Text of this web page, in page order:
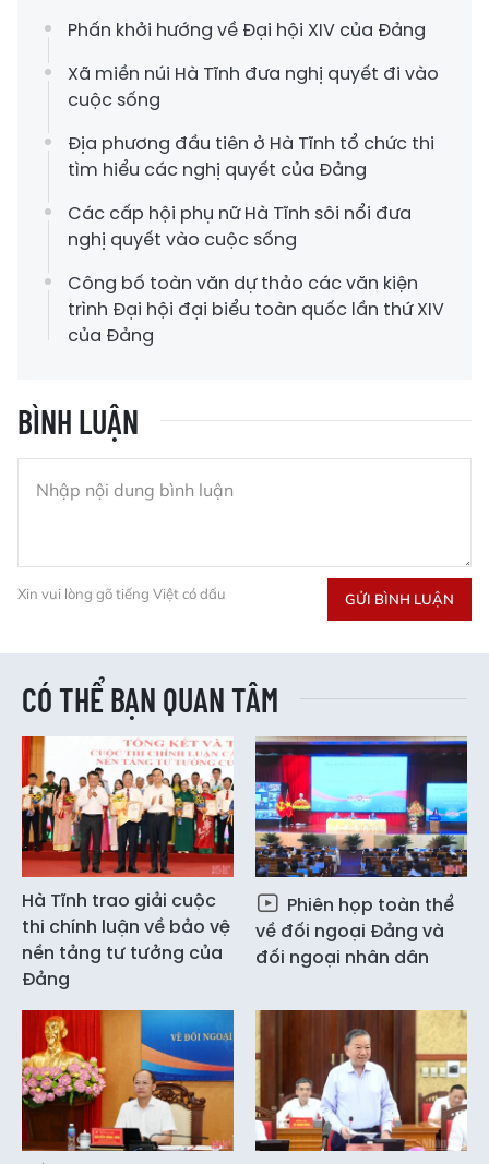
Phấn khởi hướng về Đại hội XIV của Đảng
Xã miền núi Hà Tĩnh đưa nghị quyết đi vào
cuộc sống
Địa phương đầu tiên ở Hà Tĩnh tổ chức thi
tìm hiểu các nghị quyết của Đảng
Các cấp hội phụ nữ Hà Tĩnh sôi nổi đưa
nghị quyết vào cuộc sống
Công bố toàn văn dự thảo các văn kiện
trình Đại hội đại biểu toàn quốc lần thứ XIV
của Đảng
BÌNH LUẬN
Xin vui lòng gõ tiếng Việt có dấu GỬI BÌNH LUẬN
CÓ THỂ BẠN QUAN TÂM
Hà Tĩnh trao giải cuộc
thi chính luận về bảo vệ
nền tảng tư tưởng của
Đảng
Phiên họp toàn thể
về đối ngoại Đảng và
đối ngoại nhân dân